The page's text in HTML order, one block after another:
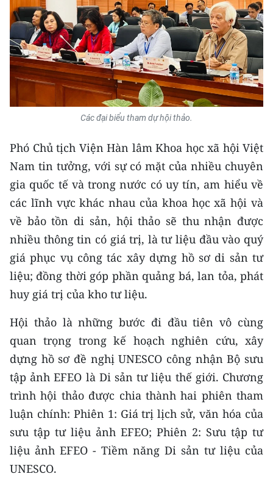
CHUYÊN ĐỀ
CÁC CHUYÊN TRANG
VỀ BÁO NHÂN DÂN
NHÂN DÂN CUỐI TUẦN
NHÂN DÂN HẰNG THÁNG
ĐỌC BÁO IN
ENGLISH
FRANÇAIS
РУССКИЙ
ESPAÑOL
한국어
Các đại biểu tham dự hội thảo.
Phó Chủ tịch Viện Hàn lâm Khoa học xã hội Việt
Nam tin tưởng, với sự có mặt của nhiều chuyên
gia quốc tế và trong nước có uy tín, am hiểu về
các lĩnh vực khác nhau của khoa học xã hội và
về bảo tồn di sản, hội thảo sẽ thu nhận được
nhiều thông tin có giá trị, là tư liệu đầu vào quý
giá phục vụ công tác xây dựng hồ sơ di sản tư
liệu; đồng thời góp phần quảng bá, lan tỏa, phát
huy giá trị của kho tư liệu.
Hội thảo là những bước đi đầu tiên vô cùng
quan trọng trong kế hoạch nghiên cứu, xây
dựng hồ sơ đề nghị UNESCO công nhận Bộ sưu
tập ảnh EFEO là Di sản tư liệu thế giới. Chương
trình hội thảo được chia thành hai phiên tham
luận chính: Phiên 1: Giá trị lịch sử, văn hóa của
sưu tập tư liệu ảnh EFEO; Phiên 2: Sưu tập tư
liệu ảnh EFEO - Tiềm năng Di sản tư liệu của
UNESCO.